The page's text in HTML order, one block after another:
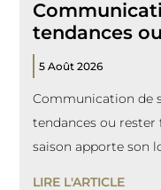
tendances
5 Août 2026
Communication de
tendances ou rester
saison apporte son
LIRE L'ARTICLE